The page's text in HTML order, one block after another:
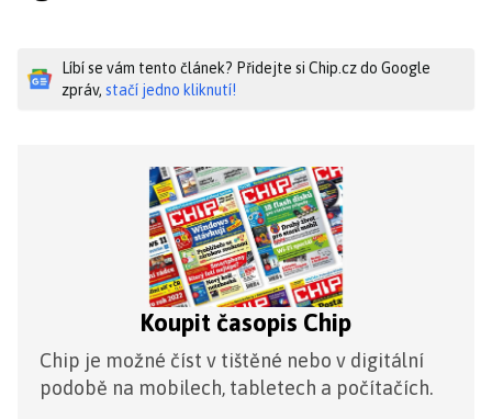
Líbí se vám tento článek? Přidejte si Chip.cz do Google
zpráv, stačí jedno kliknutí!
Koupit časopis Chip
Chip je možné číst v tištěné nebo v digitální
podobě na mobilech, tabletech a počítačích.